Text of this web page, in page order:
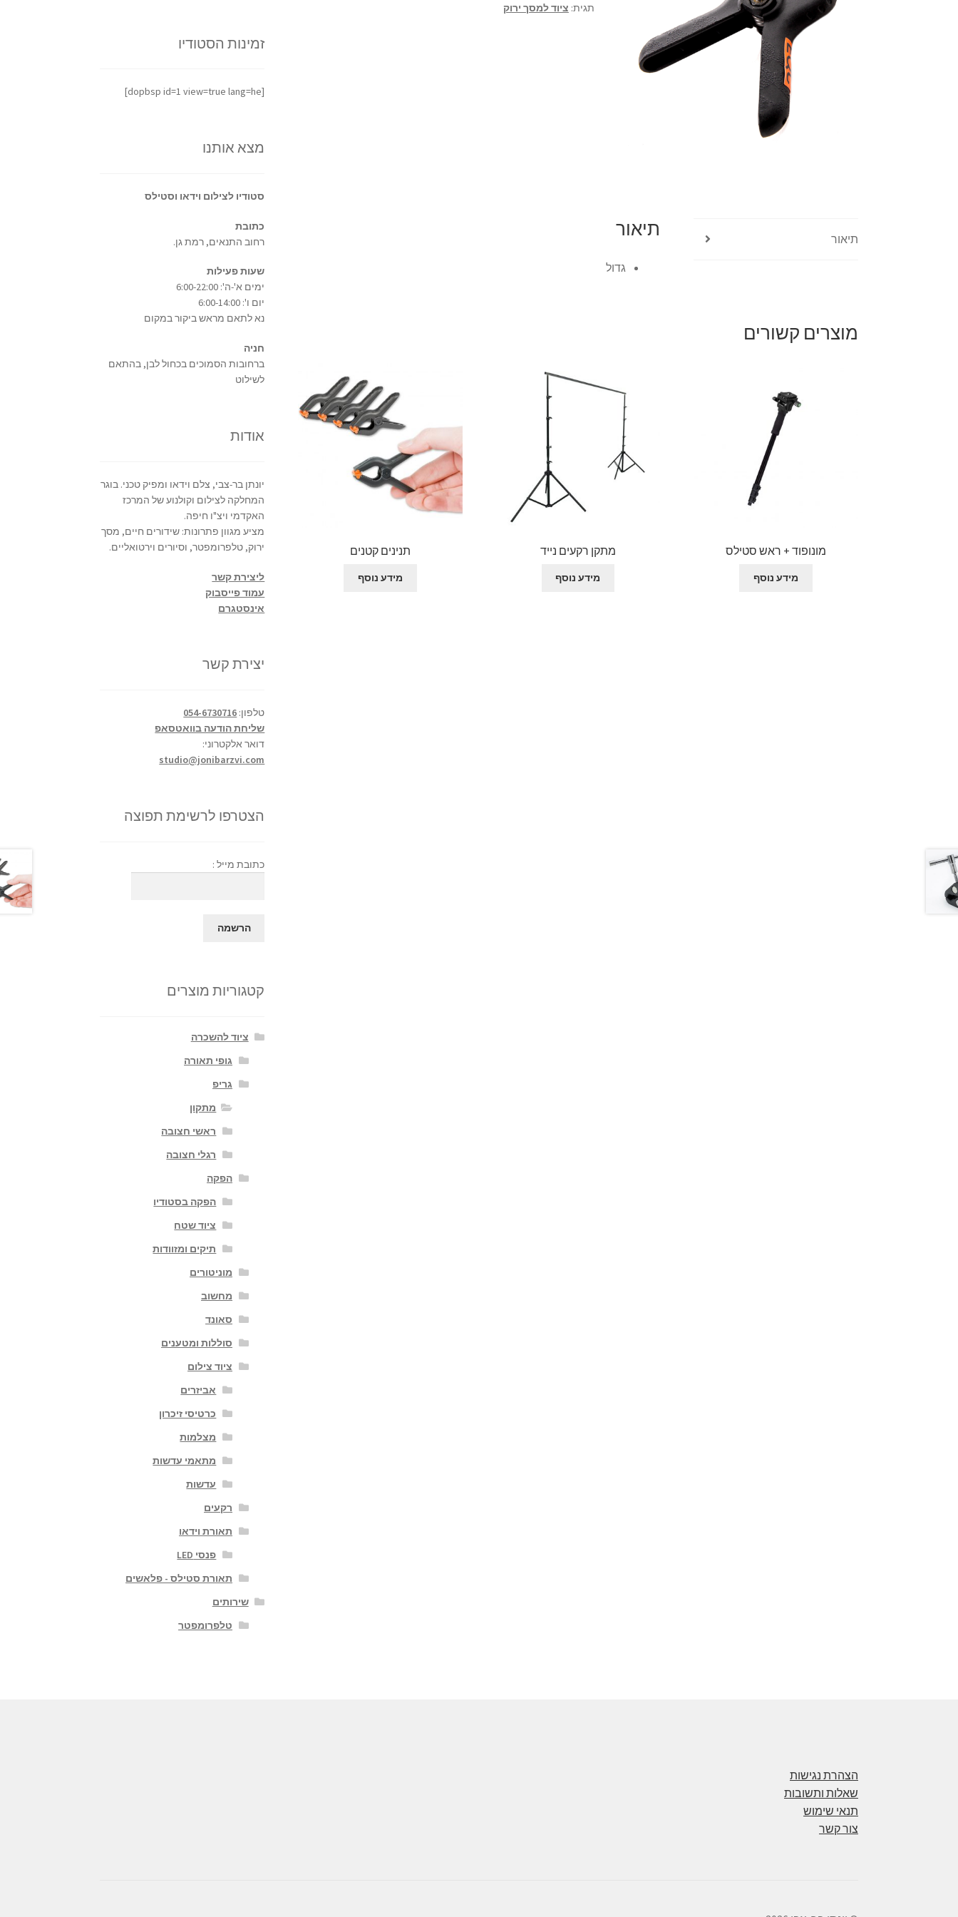
תגית: ציוד למסך ירוק
תיאור תיאור
גדול
מוצרים קשורים
מונופוד + ראש סטילס
מידע נוסף
מתקן רקעים נייד
מידע נוסף
תנינים קטנים
מידע נוסף
זמינות הסטודיו
[dopbsp id=1 view=true lang=he]
מצא אותנו
סטודיו לצילום וידאו וסטילס
כתובת
רחוב התנאים, רמת גן.
שעות פעילות
ימים א'-ה': 6:00-22:00
יום ו': 6:00-14:00
נא לתאם מראש ביקור במקום
חניה
ברחובות הסמוכים בכחול לבן, בהתאם
לשילוט
אודות
יונתן בר-צבי, צלם וידאו ומפיק טכני. בוגר
המחלקה לצילום וקולנוע של המרכז
האקדמי ויצ"ו חיפה.
מציע מגוון פתרונות: שידורים חיים, מסך
ירוק, טלפרומפטר, וסיורים וירטואליים.
ליצירת קשר
עמוד פייסבוק
אינסטגרם
יצירת קשר
טלפון: 054-6730716
שליחת הודעה בוואטסאפ
דואר אלקטרוני:
studio@jonibarzvi.com
הצטרפו לרשימת תפוצה
כתובת מייל :
קטגוריות מוצרים
ציוד להשכרה
גופי תאורה
גריפ
מתקון
ראשי חצובה
רגלי חצובה
הפקה
הפקה בסטודיו
ציוד שטח
תיקים ומזוודות
מוניטורים
מחשוב
סאונד
סוללות ומטענים
ציוד צילום
אביזרים
כרטיסי זיכרון
מצלמות
מתאמי עדשות
עדשות
רקעים
תאורת וידאו
פנסי LED
תאורת סטילס - פלאשים
שירותים
טלפרומפטר
הצהרת נגישות
שאלות ותשובות
תנאי שימוש
צור קשר